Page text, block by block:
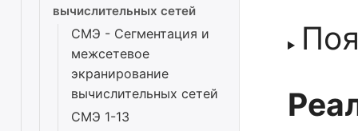
вычислительных сетей
СМЭ - Сегментация и
межсетевое
экранирование
вычислительных сетей
СМЭ 1-13